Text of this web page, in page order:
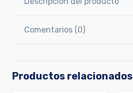
Comentarios (0)
Productos relacionados